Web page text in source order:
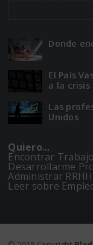
Donde
El Paí­­s
a la crisis
Las
Unidos
Quiero...
Encontrar Trabajo
Desarrollarme
Administrar RRHH
Leer sobre